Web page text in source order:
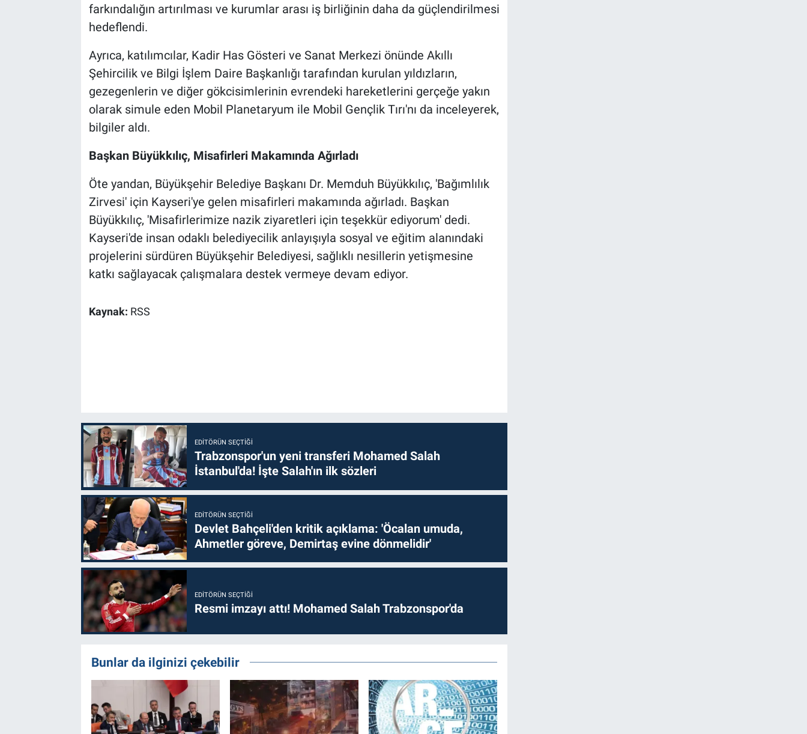
farkındalığın artırılması ve kurumlar arası iş birliğinin daha da güçlendirilmesi
hedeflendi.
Ayrıca, katılımcılar, Kadir Has Gösteri ve Sanat Merkezi önünde Akıllı
Şehircilik ve Bilgi İşlem Daire Başkanlığı tarafından kurulan yıldızların,
gezegenlerin ve diğer gökcisimlerinin evrendeki hareketlerini gerçeğe yakın
olarak simule eden Mobil Planetaryum ile Mobil Gençlik Tırı'nı da inceleyerek,
bilgiler aldı.
Başkan Büyükkılıç, Misafirleri Makamında Ağırladı
Öte yandan, Büyükşehir Belediye Başkanı Dr. Memduh Büyükkılıç, 'Bağımlılık
Zirvesi' için Kayseri'ye gelen misafirleri makamında ağırladı. Başkan
Büyükkılıç, 'Misafirlerimize nazik ziyaretleri için teşekkür ediyorum' dedi.
Kayseri'de insan odaklı belediyecilik anlayışıyla sosyal ve eğitim alanındaki
projelerini sürdüren Büyükşehir Belediyesi, sağlıklı nesillerin yetişmesine
katkı sağlayacak çalışmalara destek vermeye devam ediyor.
Kaynak: RSS
EDITÖRÜN SEÇTIĞI
Trabzonspor'un yeni transferi Mohamed Salah
İstanbul'da! İşte Salah'ın ilk sözleri
EDITÖRÜN SEÇTIĞI
Devlet Bahçeli'den kritik açıklama: 'Öcalan umuda,
Ahmetler göreve, Demirtaş evine dönmelidir'
EDITÖRÜN SEÇTIĞI
Resmi imzayı attı! Mohamed Salah Trabzonspor'da
Bunlar da ilginizi çekebilir